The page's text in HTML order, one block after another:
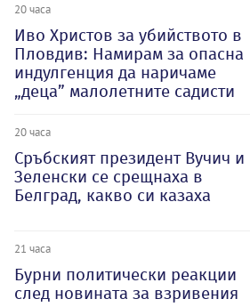
20 часа
Иво Христов за убийството в
Пловдив: Намирам за опасна
индулгенция да наричаме
„деца” малолетните садисти
20 часа
Сръбският президент Вучич и
Зеленски се срещнаха в
Белград, какво си казаха
21 часа
Бурни политически реакции
след новината за взривения